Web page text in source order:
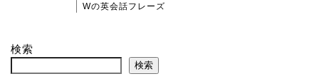
Wの英会話フレーズ
検索
検索